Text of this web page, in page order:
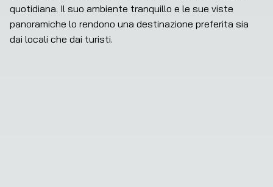
quotidiana. Il suo ambiente tranquillo e le sue viste
panoramiche lo rendono una destinazione preferita sia
dai locali che dai turisti.